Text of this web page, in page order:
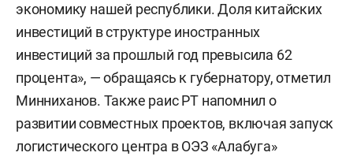
экономику нашей республики. Доля китайских
инвестиций в структуре иностранных
инвестиций за прошлый год превысила 62
процента», — обращаясь к губернатору, отметил
Минниханов. Также раис РТ напомнил о
развитии совместных проектов, включая запуск
логистического центра в ОЭЗ «Алабуга»